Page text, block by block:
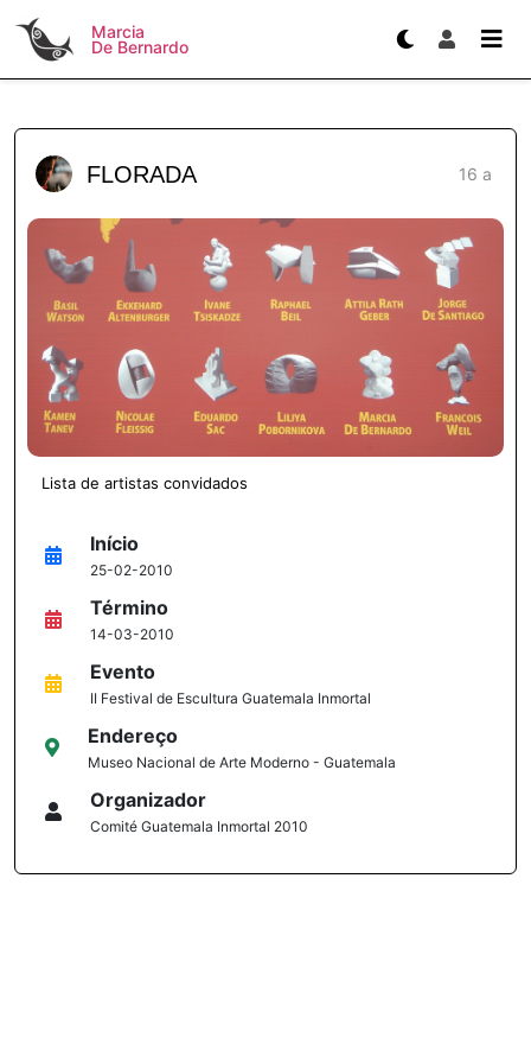
Marcia
De Bernardo
FLORADA 16 a
Lista de artistas convidados
Início
25-02-2010
Término
14-03-2010
Evento
II Festival de Escultura Guatemala Inmortal
Endereço
Museo Nacional de Arte Moderno - Guatemala
Organizador
Comité Guatemala Inmortal 2010